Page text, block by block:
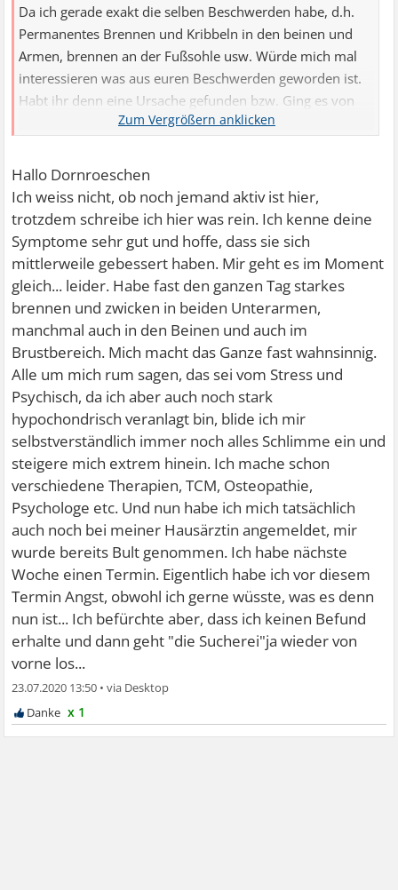
Da ich gerade exakt die selben Beschwerden habe, d.h.
Permanentes Brennen und Kribbeln in den beinen und
Armen, brennen an der Fußsohle usw. Würde mich mal
interessieren was aus euren Beschwerden geworden ist.
Habt ihr denn eine Ursache gefunden bzw. Ging es von
allein wieder weg?Habe schon diverse Untersuchungen
BEI 297. Muss dazu sagen das ich bin Weihnachten starke
Hormontabletten nehmen musste, welche mich, man
glaubt es kaum, mit Mitte 20 für 3 Monate in die
Wechseljahre versetzt haben. Parallel habe ich begonnen
mein Antidepressiva auszuschleichen. Da ich generell an
einer hypochondrischen Angststörung leide war die Sache
für meinen Neuro glasklar... Psyche. Ich bin aber in guter
therapeutische Behandlung. Trotzdem verschwindet das
Brennen und Kribbeln leider nicht.Bin für jeden Rat
dankbar. Zum verrückt werden diese Kribbelei.
Hallo Dornroeschen
Ich weiss nicht, ob noch jemand aktiv ist hier,
trotzdem schreibe ich hier was rein. Ich kenne deine
Symptome sehr gut und hoffe, dass sie sich
mittlerweile gebessert haben. Mir geht es im Moment
gleich... leider. Habe fast den ganzen Tag starkes
brennen und zwicken in beiden Unterarmen,
manchmal auch in den Beinen und auch im
Brustbereich. Mich macht das Ganze fast wahnsinnig.
Alle um mich rum sagen, das sei vom Stress und
Psychisch, da ich aber auch noch stark
hypochondrisch veranlagt bin, blide ich mir
selbstverständlich immer noch alles Schlimme ein und
steigere mich extrem hinein. Ich mache schon
verschiedene Therapien, TCM, Osteopathie,
Psychologe etc. Und nun habe ich mich tatsächlich
auch noch bei meiner Hausärztin angemeldet, mir
wurde bereits Bult genommen. Ich habe nächste
Woche einen Termin. Eigentlich habe ich vor diesem
Termin Angst, obwohl ich gerne wüsste, was es denn
nun ist... Ich befürchte aber, dass ich keinen Befund
erhalte und dann geht "die Sucherei"ja wieder von
vorne los...
23.07.2020 13:50 •
x 1